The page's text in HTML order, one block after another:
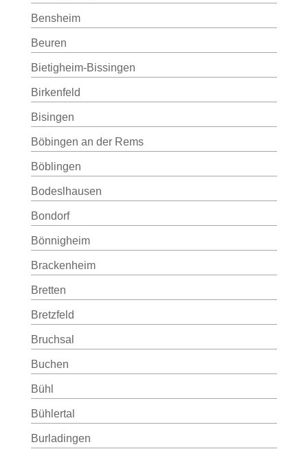
Bensheim
Beuren
Bietigheim-Bissingen
Birkenfeld
Bisingen
Böbingen an der Rems
Böblingen
Bodeslhausen
Bondorf
Bönnigheim
Brackenheim
Bretten
Bretzfeld
Bruchsal
Buchen
Bühl
Bühlertal
Burladingen